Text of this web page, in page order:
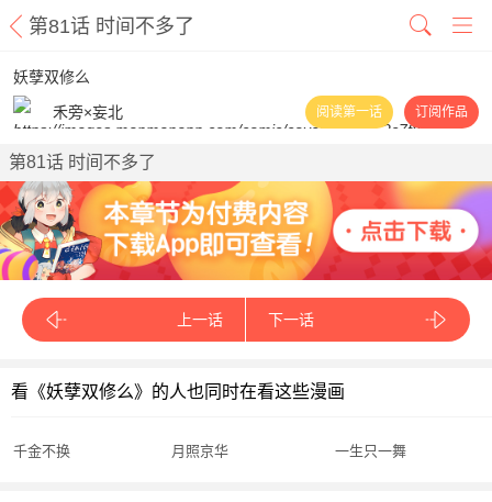
第81话 时间不多了
妖孽双修么
禾旁×妄北
阅读第一话 订阅作品
第81话 时间不多了
上一话 下一话
看《妖孽双修么》的人也同时在看这些漫画
千金不换 月照京华 一生只一舞